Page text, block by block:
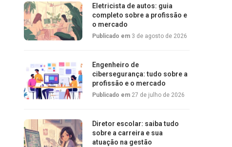
Eletricista de autos: guia
completo sobre a profissão e
o mercado
Publicado em 3 de agosto de 2026
Engenheiro de
cibersegurança: tudo sobre a
profissão e o mercado
Publicado em 27 de julho de 2026
Diretor escolar: saiba tudo
sobre a carreira e sua
atuação na gestão